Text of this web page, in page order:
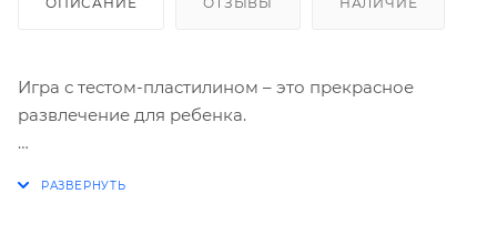
Игра с тестом-пластилином – это прекрасное
развлечение для ребенка.